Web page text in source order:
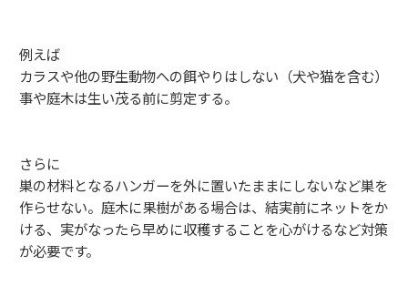
例えば
カラスや他の野生動物への餌やりはしない（犬や猫を含む）
事や庭木は生い茂る前に剪定する。
さらに
巣の材料となるハンガーを外に置いたままにしないなど巣を
作らせない。庭木に果樹がある場合は、結実前にネットをか
ける、実がなったら早めに収穫することを心がけるなど対策
が必要です。